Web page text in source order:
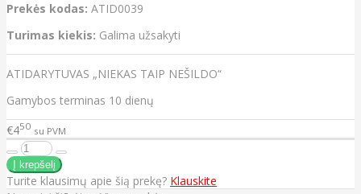
Prekės kodas: ATID0039
Turimas kiekis: Galima užsakyti
ATIDARYTUVAS „NIEKAS TAIP NEŠILDO“
Gamybos terminas 10 dienų
€450 su PVM
Turite klausimų apie šią prekę? Klauskite